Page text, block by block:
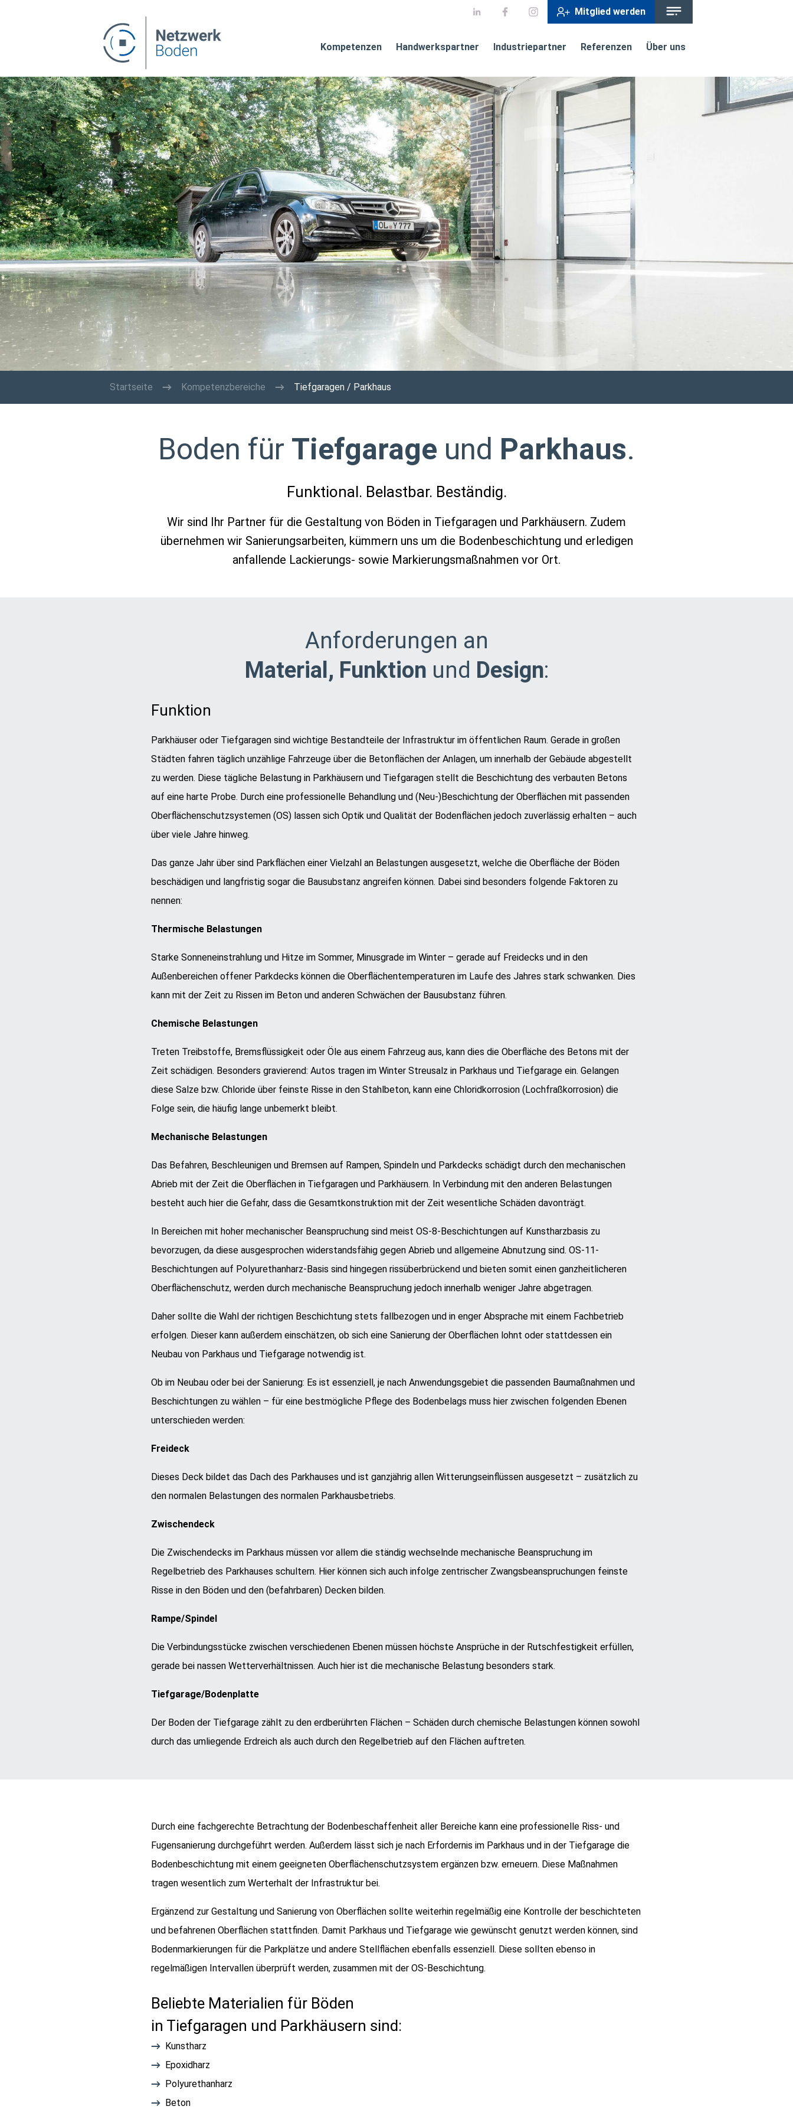
Mitglied werden
Kompetenzen Handwerkspartner Industriepartner Referenzen Über uns
Startseite Kompetenzbereiche Tiefgaragen / Parkhaus
Boden für Tiefgarage und Parkhaus.
Funktional. Belastbar. Beständig.
Wir sind Ihr Partner für die Gestaltung von Böden in Tiefgaragen und Parkhäusern. Zudem
übernehmen wir Sanierungsarbeiten, kümmern uns um die Bodenbeschichtung und erledigen
anfallende Lackierungs- sowie Markierungsmaßnahmen vor Ort.
Anforderungen an
Material, Funktion und Design:
Funktion
Parkhäuser oder Tiefgaragen sind wichtige Bestandteile der Infrastruktur im öffentlichen Raum. Gerade in großen
Städten fahren täglich unzählige Fahrzeuge über die Betonflächen der Anlagen, um innerhalb der Gebäude abgestellt
zu werden. Diese tägliche Belastung in Parkhäusern und Tiefgaragen stellt die Beschichtung des verbauten Betons
auf eine harte Probe. Durch eine professionelle Behandlung und (Neu-)Beschichtung der Oberflächen mit passenden
Oberflächenschutzsystemen (OS) lassen sich Optik und Qualität der Bodenflächen jedoch zuverlässig erhalten – auch
über viele Jahre hinweg.
Das ganze Jahr über sind Parkflächen einer Vielzahl an Belastungen ausgesetzt, welche die Oberfläche der Böden
beschädigen und langfristig sogar die Bausubstanz angreifen können. Dabei sind besonders folgende Faktoren zu
nennen:
Thermische Belastungen
Starke Sonneneinstrahlung und Hitze im Sommer, Minusgrade im Winter – gerade auf Freidecks und in den
Außenbereichen offener Parkdecks können die Oberflächentemperaturen im Laufe des Jahres stark schwanken. Dies
kann mit der Zeit zu Rissen im Beton und anderen Schwächen der Bausubstanz führen.
Chemische Belastungen
Treten Treibstoffe, Bremsflüssigkeit oder Öle aus einem Fahrzeug aus, kann dies die Oberfläche des Betons mit der
Zeit schädigen. Besonders gravierend: Autos tragen im Winter Streusalz in Parkhaus und Tiefgarage ein. Gelangen
diese Salze bzw. Chloride über feinste Risse in den Stahlbeton, kann eine Chloridkorrosion (Lochfraßkorrosion) die
Folge sein, die häufig lange unbemerkt bleibt.
Mechanische Belastungen
Das Befahren, Beschleunigen und Bremsen auf Rampen, Spindeln und Parkdecks schädigt durch den mechanischen
Abrieb mit der Zeit die Oberflächen in Tiefgaragen und Parkhäusern. In Verbindung mit den anderen Belastungen
besteht auch hier die Gefahr, dass die Gesamtkonstruktion mit der Zeit wesentliche Schäden davonträgt.
In Bereichen mit hoher mechanischer Beanspruchung sind meist OS-8-Beschichtungen auf Kunstharzbasis zu
bevorzugen, da diese ausgesprochen widerstandsfähig gegen Abrieb und allgemeine Abnutzung sind. OS-11-
Beschichtungen auf Polyurethanharz-Basis sind hingegen rissüberbrückend und bieten somit einen ganzheitlicheren
Oberflächenschutz, werden durch mechanische Beanspruchung jedoch innerhalb weniger Jahre abgetragen.
Daher sollte die Wahl der richtigen Beschichtung stets fallbezogen und in enger Absprache mit einem Fachbetrieb
erfolgen. Dieser kann außerdem einschätzen, ob sich eine Sanierung der Oberflächen lohnt oder stattdessen ein
Neubau von Parkhaus und Tiefgarage notwendig ist.
Ob im Neubau oder bei der Sanierung: Es ist essenziell, je nach Anwendungsgebiet die passenden Baumaßnahmen und
Beschichtungen zu wählen – für eine bestmögliche Pflege des Bodenbelags muss hier zwischen folgenden Ebenen
unterschieden werden:
Freideck
Dieses Deck bildet das Dach des Parkhauses und ist ganzjährig allen Witterungseinflüssen ausgesetzt – zusätzlich zu
den normalen Belastungen des normalen Parkhausbetriebs.
Zwischendeck
Die Zwischendecks im Parkhaus müssen vor allem die ständig wechselnde mechanische Beanspruchung im
Regelbetrieb des Parkhauses schultern. Hier können sich auch infolge zentrischer Zwangsbeanspruchungen feinste
Risse in den Böden und den (befahrbaren) Decken bilden.
Rampe/Spindel
Die Verbindungsstücke zwischen verschiedenen Ebenen müssen höchste Ansprüche in der Rutschfestigkeit erfüllen,
gerade bei nassen Wetterverhältnissen. Auch hier ist die mechanische Belastung besonders stark.
Tiefgarage/Bodenplatte
Der Boden der Tiefgarage zählt zu den erdberührten Flächen – Schäden durch chemische Belastungen können sowohl
durch das umliegende Erdreich als auch durch den Regelbetrieb auf den Flächen auftreten.
Durch eine fachgerechte Betrachtung der Bodenbeschaffenheit aller Bereiche kann eine professionelle Riss- und
Fugensanierung durchgeführt werden. Außerdem lässt sich je nach Erfordernis im Parkhaus und in der Tiefgarage die
Bodenbeschichtung mit einem geeigneten Oberflächenschutzsystem ergänzen bzw. erneuern. Diese Maßnahmen
tragen wesentlich zum Werterhalt der Infrastruktur bei.
Ergänzend zur Gestaltung und Sanierung von Oberflächen sollte weiterhin regelmäßig eine Kontrolle der beschichteten
und befahrenen Oberflächen stattfinden. Damit Parkhaus und Tiefgarage wie gewünscht genutzt werden können, sind
Bodenmarkierungen für die Parkplätze und andere Stellflächen ebenfalls essenziell. Diese sollten ebenso in
regelmäßigen Intervallen überprüft werden, zusammen mit der OS-Beschichtung.
Beliebte Materialien für Böden
in Tiefgaragen und Parkhäusern sind:
Kunstharz
Epoxidharz
Polyurethanharz
Beton